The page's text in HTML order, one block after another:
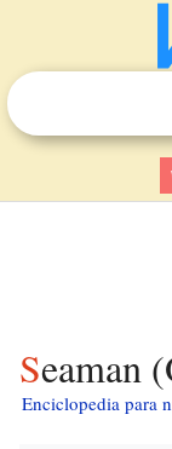
Enciclopedia para